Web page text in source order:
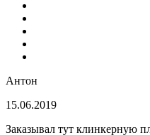
Антон
15.06.2019
Заказывал тут клинкерную